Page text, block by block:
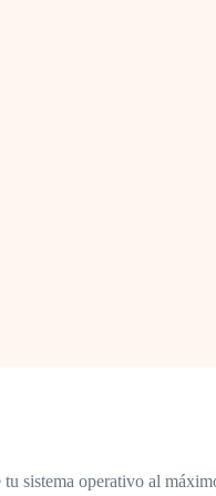
operativo al